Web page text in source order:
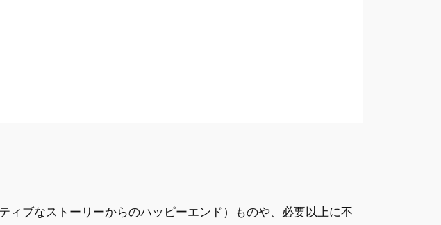
ブなストーリーからのハッピーエンド）ものや、必要以上に不